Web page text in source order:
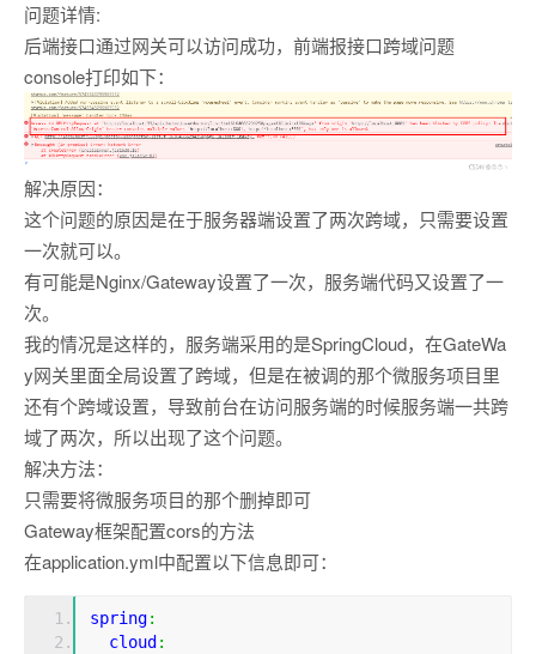
问题详情:
后端接口通过网关可以访问成功，前端报接口跨域问题
console打印如下：
解决原因：
这个问题的原因是在于服务器端设置了两次跨域，只需要设置
一次就可以。
有可能是Nginx/Gateway设置了一次，服务端代码又设置了一
次。
我的情况是这样的，服务端采用的是SpringCloud，在GateWa
y网关里面全局设置了跨域，但是在被调的那个微服务项目里
还有个跨域设置，导致前台在访问服务端的时候服务端一共跨
域了两次，所以出现了这个问题。
解决方法：
只需要将微服务项目的那个删掉即可
Gateway框架配置cors的方法
在application.yml中配置以下信息即可：
spring:
  cloud
: